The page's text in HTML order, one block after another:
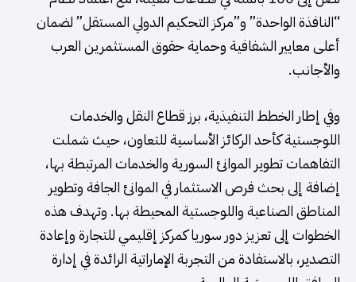
“النافذة الواحدة” و”مركز التحكيم الدولي المستقل” لضمان
أعلى معايير الشفافية وحماية حقوق المستثمرين العرب
والأجانب.
وفي إطار الخطط التنفيذية، برز قطاع النقل والخدمات
اللوجستية كأحد الركائز الأساسية للتعاون، حيث شملت
التفاهمات تطوير الموانئ السورية والخدمات المرتبطة بها،
إضافة إلى بحث فرص الاستثمار في الموانئ الجافة وتطوير
المناطق الصناعية واللوجستية المحيطة بها. وتهدف هذه
الخطوات إلى تعزيز دور سوريا كمركز إقليمي للتجارة وإعادة
التصدير، بالاستفادة من التجربة الإماراتية الرائدة في إدارة